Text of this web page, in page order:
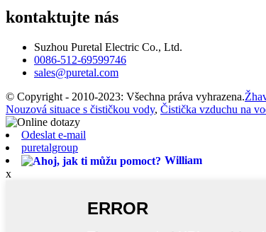
kontaktujte nás
Suzhou Puretal Electric Co., Ltd.
0086-512-69599746
sales@puretal.com
© Copyright - 2010-2023: Všechna práva vyhrazena.
Nouzová situace s čističkou vody, Čistička vzduchu na
Odeslat e-mail
puretalgroup
William
x